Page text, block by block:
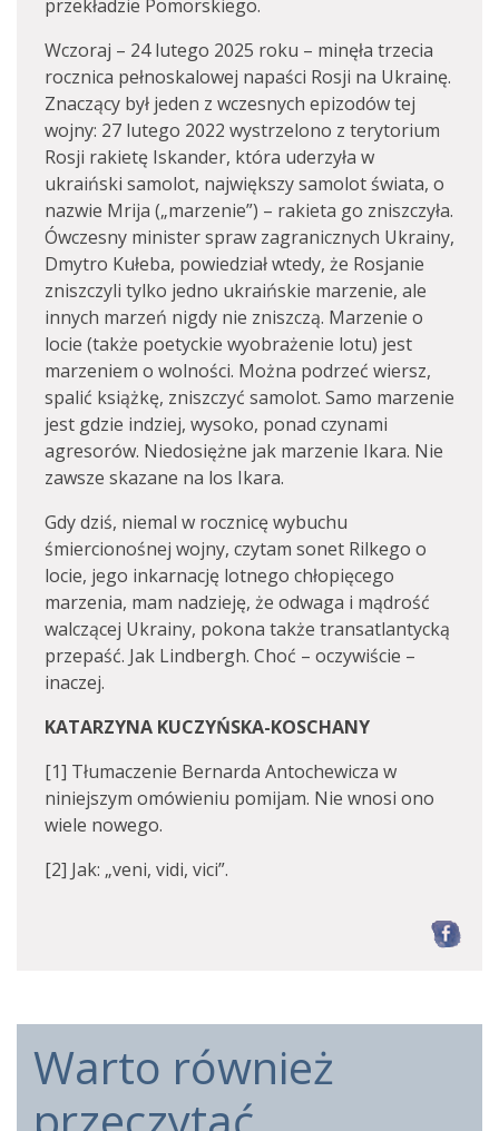
przekładzie Pomorskiego.
Wczoraj – 24 lutego 2025 roku – minęła trzecia
rocznica pełnoskalowej napaści Rosji na Ukrainę.
Znaczący był jeden z wczesnych epizodów tej
wojny: 27 lutego 2022 wystrzelono z terytorium
Rosji rakietę Iskander, która uderzyła w
ukraiński samolot, największy samolot świata, o
nazwie Mrija („marzenie”) – rakieta go zniszczyła.
Ówczesny minister spraw zagranicznych Ukrainy,
Dmytro Kułeba, powiedział wtedy, że Rosjanie
zniszczyli tylko jedno ukraińskie marzenie, ale
innych marzeń nigdy nie zniszczą. Marzenie o
locie (także poetyckie wyobrażenie lotu) jest
marzeniem o wolności. Można podrzeć wiersz,
spalić książkę, zniszczyć samolot. Samo marzenie
jest gdzie indziej, wysoko, ponad czynami
agresorów. Niedosiężne jak marzenie Ikara. Nie
zawsze skazane na los Ikara.
Gdy dziś, niemal w rocznicę wybuchu
śmiercionośnej wojny, czytam sonet Rilkego o
locie, jego inkarnację lotnego chłopięcego
marzenia, mam nadzieję, że odwaga i mądrość
walczącej Ukrainy, pokona także transatlantycką
przepaść. Jak Lindbergh. Choć – oczywiście –
inaczej.
KATARZYNA KUCZYŃSKA-KOSCHANY
[1] Tłumaczenie Bernarda Antochewicza w
niniejszym omówieniu pomijam. Nie wnosi ono
wiele nowego.
[2] Jak: „veni, vidi, vici”.
Warto również